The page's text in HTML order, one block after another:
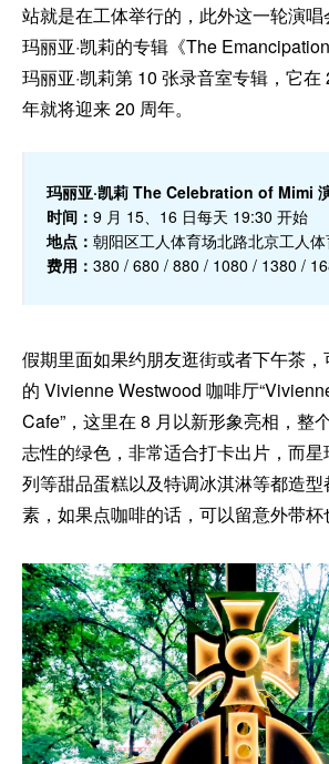
站就是在工体举行的，此外这一轮演
玛丽亚·凯莉的专辑《The
玛丽亚·凯莉第 10 张录音室专辑，它
年就将迎来 20 周年。
玛丽亚·凯莉 The Celebration of Mimi
时间： 9 月 15、16 日每天 19:30 开始
地点： 朝阳区工人体育场北路北京工人体
费用： 380 / 680 / 880 / 1080 / 1380 /
假期里面如果约朋友逛街或者下午茶
的 Vivienne Westwood 咖啡厅
Cafe”，这里在 8 月以新形象亮相，整
志性的绿色，非常适合打卡出片，而
列等甜品蛋糕以及特调冰淇淋等都造
素，如果点咖啡的话，可以留意外带杯